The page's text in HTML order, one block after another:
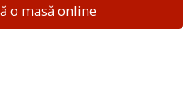
o masă online